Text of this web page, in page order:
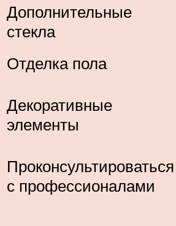
Дополнительные
стекла
Отделка пола
Декоративные
элементы
Проконсультироваться
с профессионалами